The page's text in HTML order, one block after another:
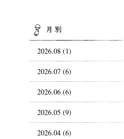
2026.08 (1)
2026.07 (6)
2026.06 (6)
2026.05 (9)
2026.04 (6)